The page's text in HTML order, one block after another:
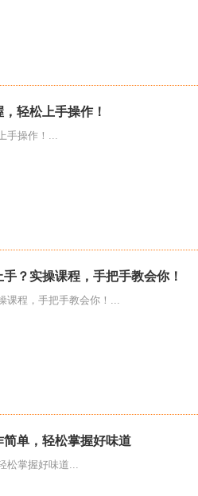
轻松上手操作！
手操作！...
？实操课程，手把手教会你！
课程，手把手教会你！...
单，轻松掌握好味道
松掌握好味道...